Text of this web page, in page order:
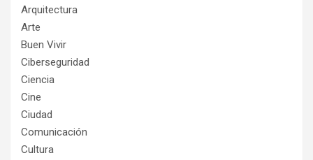
Arquitectura
Arte
Buen Vivir
Ciberseguridad
Ciencia
Cine
Ciudad
Comunicación
Cultura